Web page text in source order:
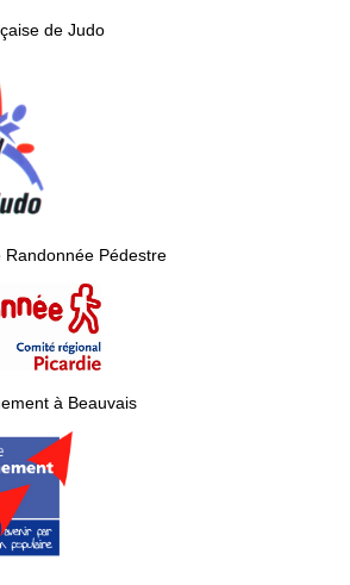
de Judo
Pédestre
à Beauvais